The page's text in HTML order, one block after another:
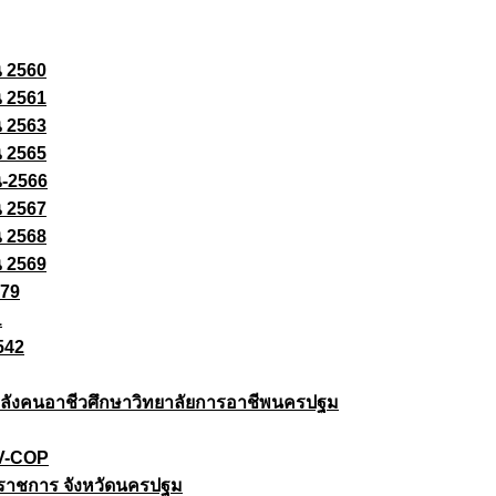
2560
2561
2563
2565
2566
2567
2568
2569
งคนอาชีวศึกษาวิทยาลัยการอาชีพนครปฐม
COP
าชการ จังหวัดนครปฐม